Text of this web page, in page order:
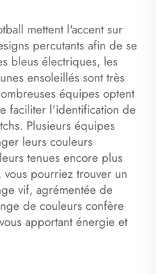
mettent l'accent sur
percutants afin de se
bleus électriques, les
ensoleillés sont très
équipes optent
faciliter l'identification de
Plusieurs équipes
leurs couleurs
tenues encore plus
vous pourriez trouver un
vif, agrémentée de
de couleurs confère
apportant énergie et